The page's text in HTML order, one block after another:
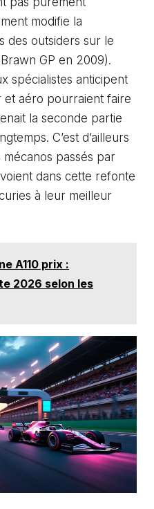
modifie la
des outsiders sur le
GP en 2009).
spécialistes anticipent
et aéro pourraient faire
la seconde partie
C’est d’ailleurs
mécanos passés par
dans cette refonte
à leur meilleur
A110 prix :
2026 selon les